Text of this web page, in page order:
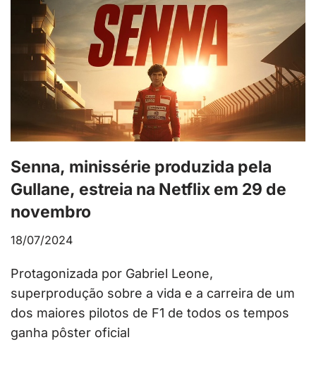
Senna, minissérie produzida pela
Gullane, estreia na Netflix em 29 de
novembro
18/07/2024
Protagonizada por Gabriel Leone,
superprodução sobre a vida e a carreira de um
dos maiores pilotos de F1 de todos os tempos
ganha pôster oficial